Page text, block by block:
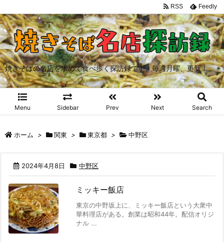
焼きそばの名店を求めて食べ歩く探訪録です。毎週月曜、更新！
Menu Sidebar Prev Next Search
RSS Feedly
ホーム > 関東 > 東京都 > 中野区
2024年4月8日 中野区
ミッキー飯店
東京の中野坂上に、ミッキー飯店という大衆中
華料理店がある。創業は昭和44年。配信オリジ
ナル ...